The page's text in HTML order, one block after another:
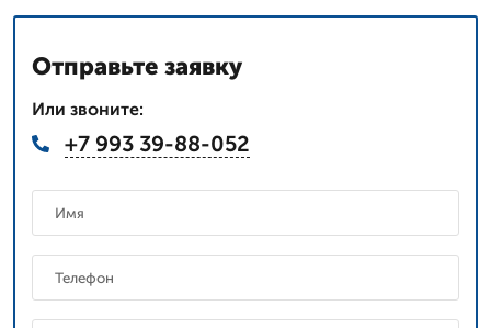
Отправьте заявку
Или звоните:
+7 993 39-88-052